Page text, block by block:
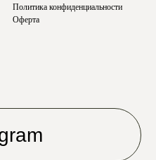
Политика конфиденциальности
Оферта